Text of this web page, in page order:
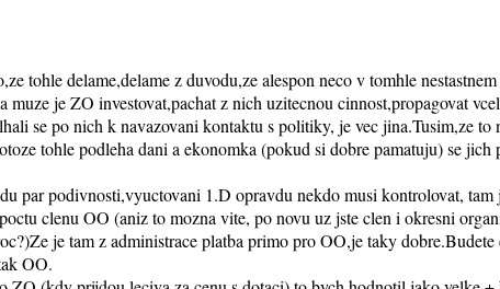
tohle delame,delame z duvodu,ze alespon neco v tomhle
je ZO investovat,pachat z nich uzitecnou cinnost,propagovat
se po nich k navazovani kontaktu s politiky, je vec jina.Tusim,ze to
tohle podleha dani a ekonomka (pokud si dobre pamatuju) se jich
par podivnosti,vyuctovani 1.D opravdu nekdo musi kontrolovat,
clenu OO (aniz to mozna vite, po novu uz jste clen i okresni
je tam z administrace platba primo pro OO,je taky
OO.